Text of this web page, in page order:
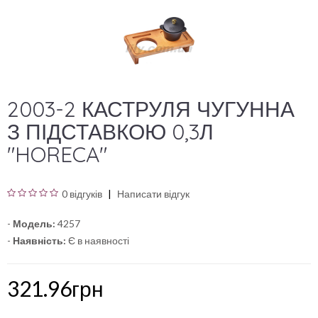
2003-2 КАСТРУЛЯ ЧУГУННА
З ПІДСТАВКОЮ 0,3Л
"HORECA"
0 відгуків Написати відгук
- Модель: 4257
- Наявність: Є в наявності
321.96грн